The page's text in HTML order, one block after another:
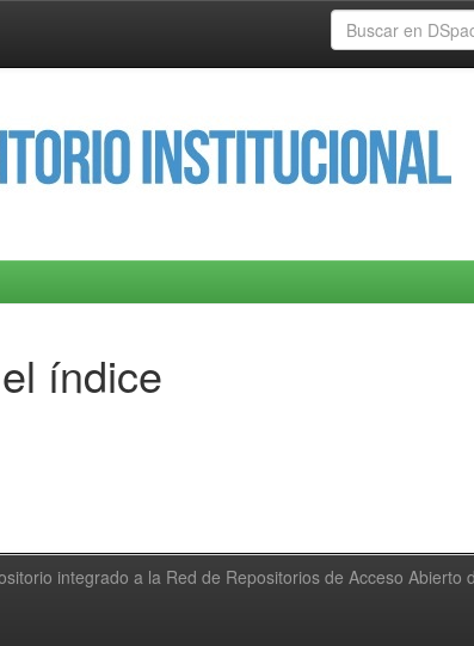
índice
integrado a la Red de Repositorios de Acceso Abierto